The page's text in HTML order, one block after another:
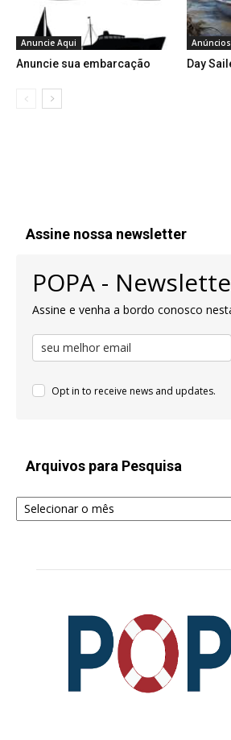
Anuncie Aqui
Anuncie sua embarcação
Anúncios
Day
Assine nossa newsletter
POPA -
Assine e venha a bordo conosco
Opt in to receive news and updates.
Arquivos para Pesquisa
Arquivos
para